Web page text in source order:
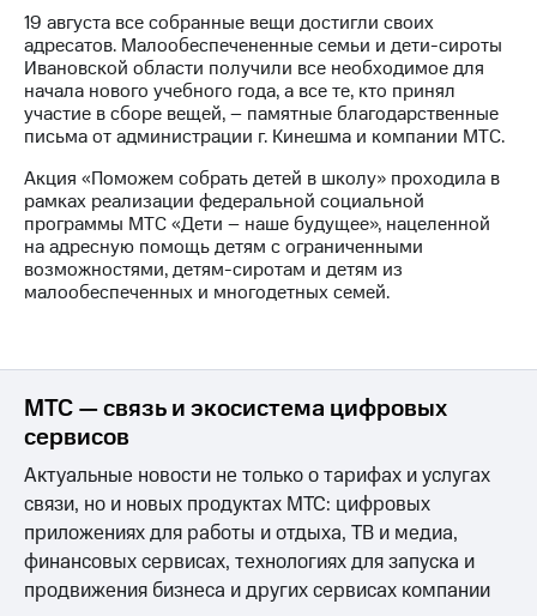
Интервью
Финансовая
отчетность
Контакты
Пригласить
спикера
и акционерам
Корпоративное
управление
секретарь
информации
Информация
акционерам
Документы
ПАО
"МТС"
Собрания
акционеров
Личный
19 августа все собранные вещи достигли своих
адресатов. Малообеспечененные семьи и дети-сироты
Ивановской области получили все необходимое для
начала нового учебного года, а все те, кто принял
участие в сборе вещей, – памятные благодарственные
письма от администрации г. Кинешма и компании МТС.
Акция «Поможем собрать детей в школу» проходила в
рамках реализации федеральной социальной
программы МТС «Дети – наше будущее», нацеленной
на адресную помощь детям с ограниченными
возможностями, детям-сиротам и детям из
малообеспеченных и многодетных семей.
МТС — связь и экосистема цифровых
сервисов
Актуальные новости не только о тарифах и услугах
связи, но и новых продуктах МТС: цифровых
приложениях для работы и отдыха, ТВ и медиа,
финансовых сервисах, технологиях для запуска и
продвижения бизнеса и других сервисах компании